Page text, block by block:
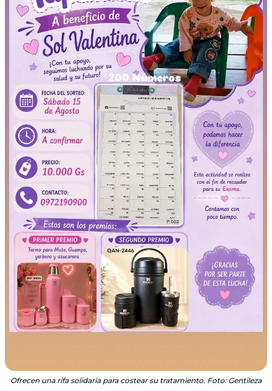
Ofrecen una rifa solidaria para costear su tratamiento. Foto: Gentileza